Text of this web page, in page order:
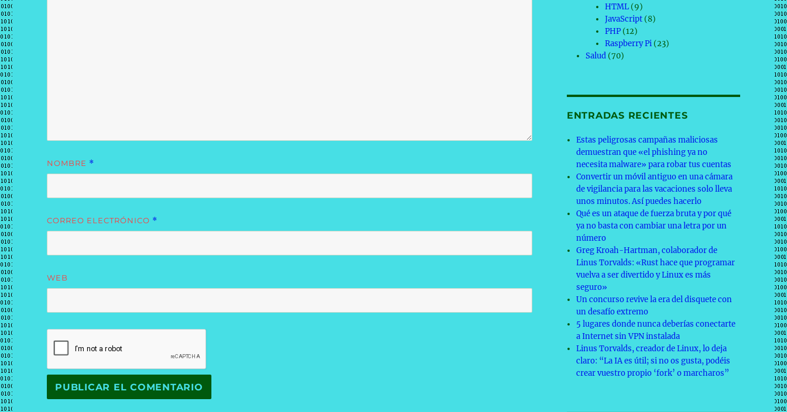
NOMBRE *
CORREO ELECTRÓNICO *
WEB
HTML(9)
JavaScript(8)
PHP(12)
Raspberry Pi(23)
Salud (70)
ENTRADAS RECIENTES
Estas peligrosas campañas maliciosas
demuestran que «el phishing ya no
necesita malware» para robar tus cuentas
Convertir un móvil antiguo en una cámara
de vigilancia para las vacaciones solo lleva
unos minutos. Así puedes hacerlo
Qué es un ataque de fuerza bruta y por qué
ya no basta con cambiar una letra por un
número
Greg Kroah-Hartman, colaborador de
Linus Torvalds: «Rust hace que programar
vuelva a ser divertido y Linux es más
seguro»
Un concurso revive la era del disquete con
un desafío extremo
5 lugares donde nunca deberías conectarte
a Internet sin VPN instalada
Linus Torvalds, creador de Linux, lo deja
claro: “La IA es útil; si no os gusta, podéis
crear vuestro propio ‘fork’ o marcharos”